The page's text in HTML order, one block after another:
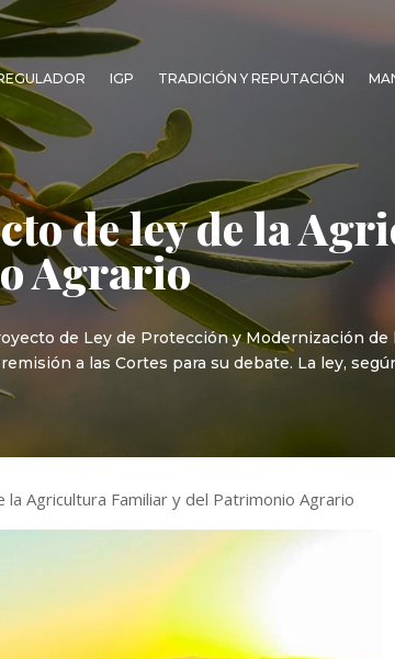
IGP TRADICIÓN Y REPUTACIÓN
de ley de la
Agrario
de Ley de Protección y Modernización de
a las Cortes para su debate. La ley,
Agricultura Familiar y del Patrimonio Agrario